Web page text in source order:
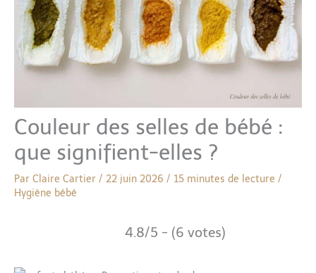
Couleur des selles de bébé :
que signifient-elles ?
Par Claire Cartier / 22 juin 2026 / 15 minutes de lecture /
Hygiène bébé
4.8/5 - (6 votes)